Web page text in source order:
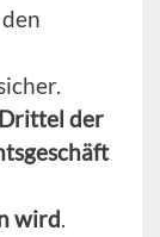
der
wird.